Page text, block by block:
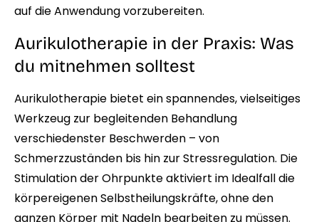
auf die Anwendung vorzubereiten.
Aurikulotherapie in der Praxis: Was
du mitnehmen solltest
Aurikulotherapie bietet ein spannendes, vielseitiges
Werkzeug zur begleitenden Behandlung
verschiedenster Beschwerden – von
Schmerzzuständen bis hin zur Stressregulation. Die
Stimulation der Ohrpunkte aktiviert im Idealfall die
körpereigenen Selbstheilungskräfte, ohne den
ganzen Körper mit Nadeln bearbeiten zu müssen.